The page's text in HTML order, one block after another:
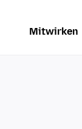
Mitwirken